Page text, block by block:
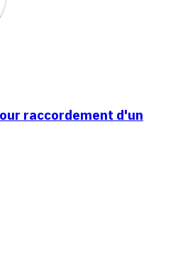
raccordement d'un